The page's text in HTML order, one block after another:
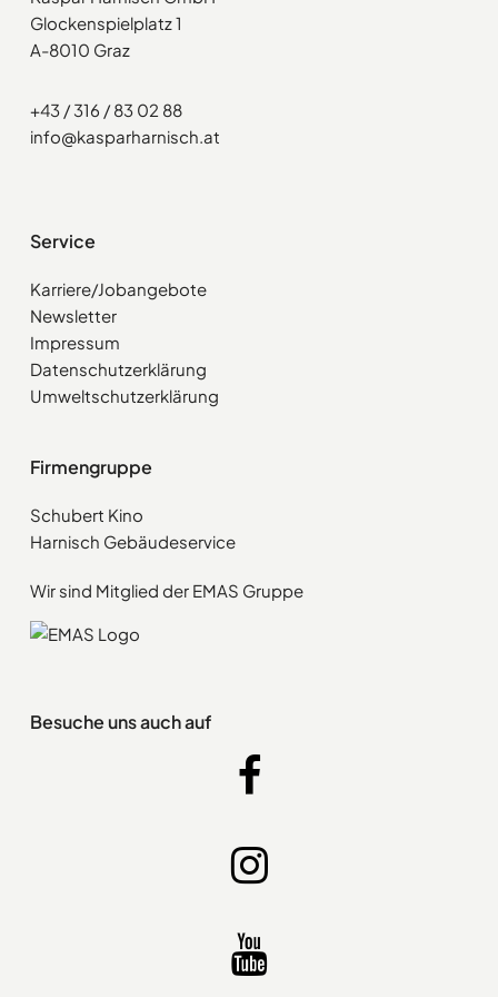
Glockenspielplatz 1
A-8010 Graz
+43 / 316 / 83 02 88
info@kasparharnisch.at
Service
Karriere/Jobangebote
Newsletter
Impressum
Datenschutzerklärung
Umweltschutzerklärung
Firmengruppe
Schubert Kino
Harnisch Gebäudeservice
Wir sind Mitglied der EMAS Gruppe
Besuche uns auch auf